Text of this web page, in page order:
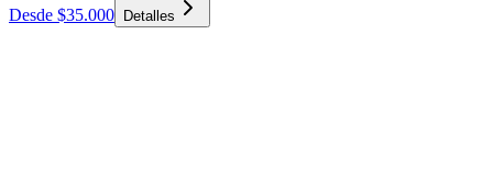
Desde $35.000
Detalles